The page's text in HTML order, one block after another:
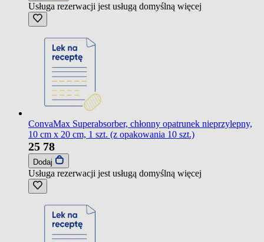
Usługa rezerwacji jest usługą domyślną więcej
ConvaMax Superabsorber, chłonny opatrunek nieprzylepny,
10 cm x 20 cm, 1 szt. (z opakowania 10 szt.)
25 78
Dodaj
Usługa rezerwacji jest usługą domyślną więcej